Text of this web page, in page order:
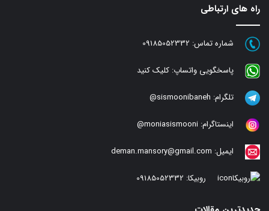
راه های ارتباطی
شماره تماس: 09185052332
پاسخگویی واتساپ: کلیک کنید
تلگرام: sismoonibaneh@
اینستاگرام: moniasismooni@
ایمیل: deman.mansory@gmail.com
روبیکا: 09185052332